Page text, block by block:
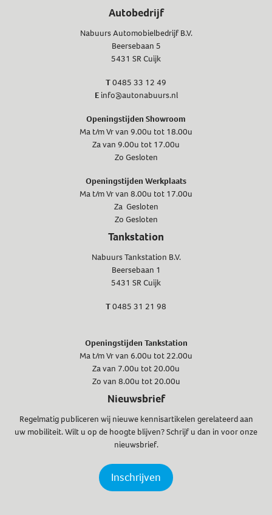
Autobedrijf
Nabuurs Automobielbedrijf B.V.
Beersebaan 5
5431 SR Cuijk
T0485 33 12 49
E info@autonabuurs.nl
Openingstijden Showroom
Ma t/m Vr van 9.00u tot 18.00u
Za van 9.00u tot 17.00u
Zo Gesloten
Openingstijden Werkplaats
Ma t/m Vr van 8.00u tot 17.00u
Za Gesloten
Zo Gesloten
Tankstation
Nabuurs Tankstation B.V.
Beersebaan 1
5431 SR Cuijk
T0485 31 21 98
Openingstijden Tankstation
Ma t/m Vr van 6.00u tot 22.00u
Za van 7.00u tot 20.00u
Zo van 8.00u tot 20.00u
Nieuwsbrief
Regelmatig publiceren wij nieuwe kennisartikelen gerelateerd aan
uw mobiliteit. Wilt u op de hoogte blijven? Schrijf u dan in voor onze
nieuwsbrief.
Inschrijven